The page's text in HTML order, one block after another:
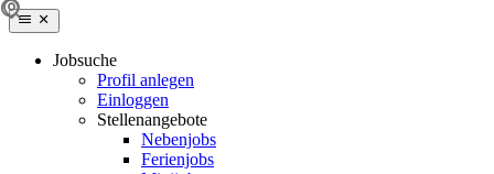
Jobsuche
Profil anlegen
Einloggen
Stellenangebote
Nebenjobs
Ferienjobs